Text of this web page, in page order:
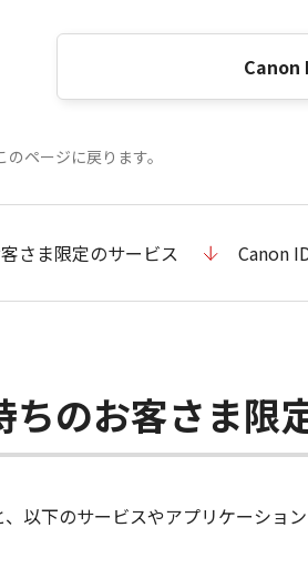
Canon
ページに戻ります。
さま限定のサービス Canon
のお客さま限
以下のサービスやアプリケーショ